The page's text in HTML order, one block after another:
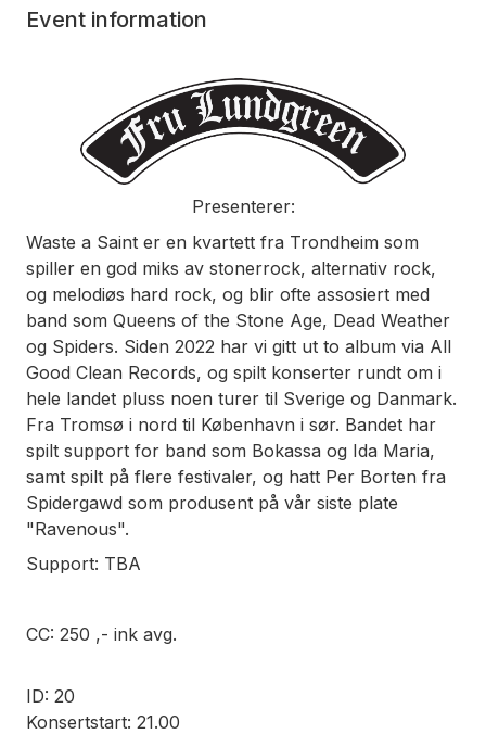
Event information
Presenterer:
Waste a Saint er en kvartett fra Trondheim som
spiller en god miks av stonerrock, alternativ rock,
og melodiøs hard rock, og blir ofte assosiert med
band som Queens of the Stone Age, Dead Weather
og Spiders. Siden 2022 har vi gitt ut to album via All
Good Clean Records, og spilt konserter rundt om i
hele landet pluss noen turer til Sverige og Danmark.
Fra Tromsø i nord til København i sør. Bandet har
spilt support for band som Bokassa og Ida Maria,
samt spilt på flere festivaler, og hatt Per Borten fra
Spidergawd som produsent på vår siste plate
"Ravenous".
Support: TBA
CC: 250 ,- ink avg.
ID: 20
Konsertstart: 21.00